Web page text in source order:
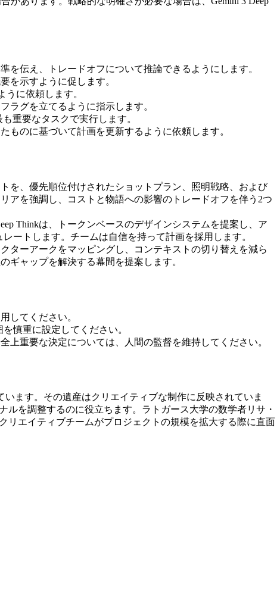
を伝え、トレードオフについて推論できるようにします。
を示すように促します。
に依頼します。
ラグを立てるように指示します。
重要なタスクで実行します。
ものに基づいて計画を更新するように依頼します。
を、優先順位付けされたショットプラン、照明戦略、および
アを強調し、コストと物語への影響のトレードオフを伴う2つ
Thinkは、トークンベースのデザインシステムを提案し、ア
ートします。チームは自信を持って計画を採用します。
ターアークをマッピングし、コンテキストの切り替えを減ら
ギャップを解決する幕間を提案します。
してください。
慎重に設定してください。
上重要な決定については、人間の監督を維持してください。
ます。その遺産はクリエイティブな制作に反映されていま
を調整するのに役立ちます。ラトガース大学の数学者リサ・
リエイティブチームがプロジェクトの規模を拡大する際に直面